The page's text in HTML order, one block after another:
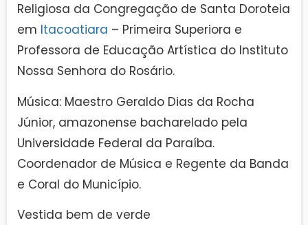
Religiosa da Congregação de Santa Doroteia
em Itacoatiara – Primeira Superiora e
Professora de Educação Artística do Instituto
Nossa Senhora do Rosário.
Música: Maestro Geraldo Dias da Rocha
Júnior, amazonense bacharelado pela
Universidade Federal da Paraíba.
Coordenador de Música e Regente da Banda
e Coral do Município.
Vestida bem de verde